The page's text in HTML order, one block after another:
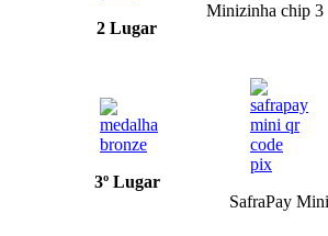
2 Lugar
Minizinha chip 3
3º Lugar
SafraPay Mini